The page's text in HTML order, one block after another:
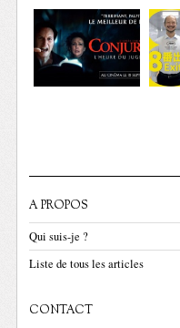
A PROPOS
Qui suis-je ?
Liste de tous les articles
CONTACT